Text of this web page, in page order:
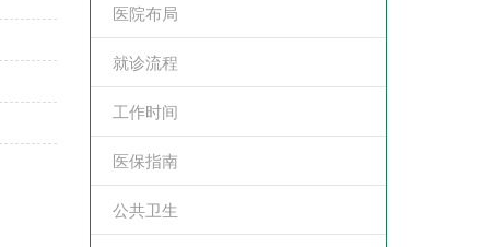
医院布局
就诊流程
工作时间
医保指南
公共卫生